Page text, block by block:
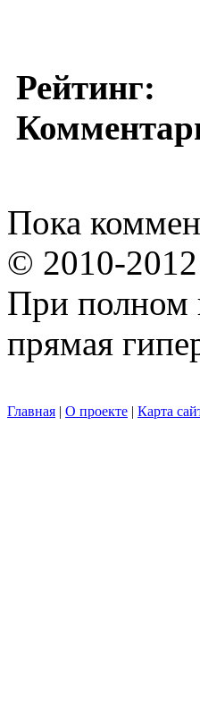
Рейтинг:
Пока
© 2010-2012
При полном
прямая
Главная | О проекте | Карта